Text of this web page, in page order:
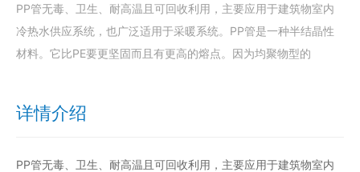
PP管无毒、卫生、耐高温且可回收利用，主要应用于建筑物室内
冷热水供应系统，也广泛适用于采暖系统。PP管是一种半结晶性
材料。它比PE要更坚固而且有更高的熔点。因为均聚物型的
详情介绍
PP管无毒、卫生、耐高温且可回收利用，主要应用于建筑物室内